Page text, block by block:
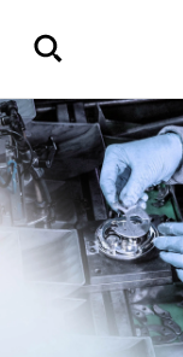
Zeige
alle
Ergebnisse